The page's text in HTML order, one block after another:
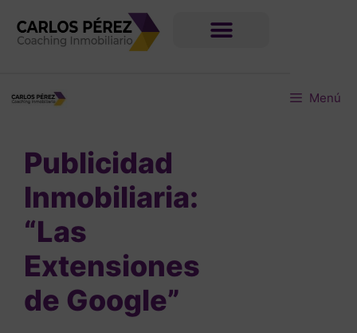
Menú
Publicidad
Inmobiliaria:
“Las
Extensiones
de Google”